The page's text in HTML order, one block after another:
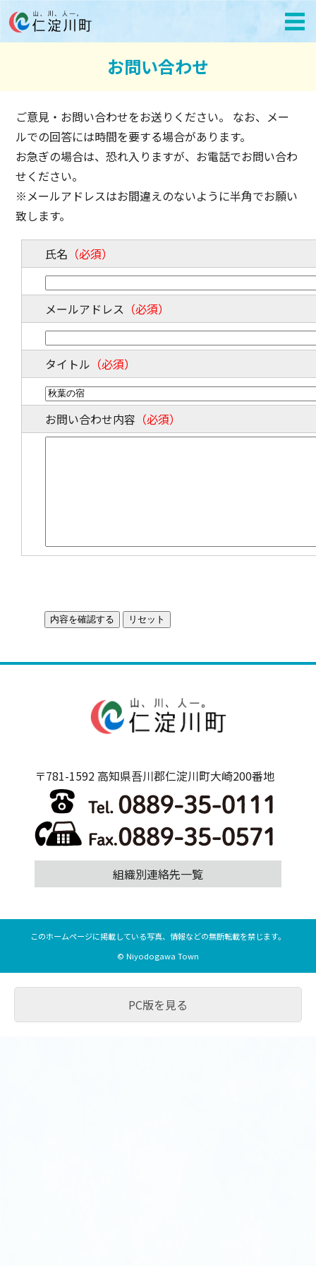
お問い合わせ
ご意見・お問い合わせをお送りください。 なお、メー
ルでの回答には時間を要する場合があります。
お急ぎの場合は、恐れ入りますが、お電話でお問い合わ
せください。
※メールアドレスはお間違えのないように半角でお願い
致します。
氏名 （必須）
メールアドレス （必須）
タイトル （必須）
お問い合わせ内容 （必須）
〒781-1592 高知県吾川郡仁淀川町大崎200番地
組織別連絡先一覧
このホームページに掲載している写真、情報などの無断転載を禁じます。
© Niyodogawa Town
PC版を見る